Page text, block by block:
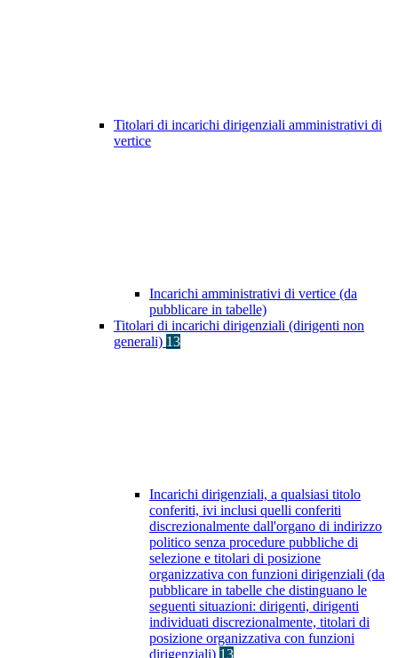
Titolari di incarichi dirigenziali amministrativi di
vertice
Incarichi amministrativi di vertice (da
pubblicare in tabelle)
Titolari di incarichi dirigenziali (dirigenti non
generali) 13
Incarichi dirigenziali, a qualsiasi titolo
conferiti, ivi inclusi quelli conferiti
discrezionalmente dall'organo di indirizzo
politico senza procedure pubbliche di
selezione e titolari di posizione
organizzativa con funzioni dirigenziali (da
pubblicare in tabelle che distinguano le
seguenti situazioni: dirigenti, dirigenti
individuati discrezionalmente, titolari di
posizione organizzativa con funzioni
dirigenziali) 13